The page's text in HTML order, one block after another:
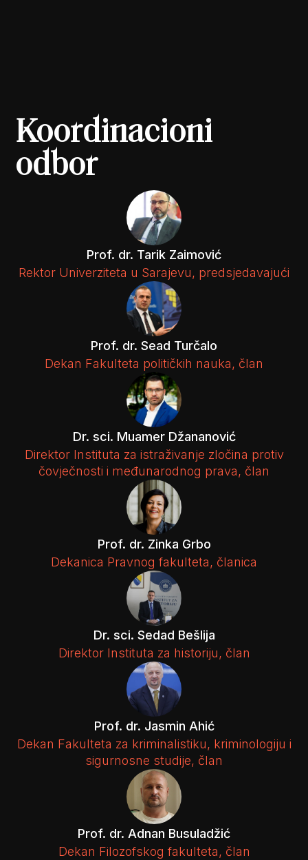
Koordinacioni
odbor
Prof. dr. Tarik Zaimović
Rektor Univerziteta u Sarajevu, predsjedavajući
Prof. dr. Sead Turčalo
Dekan Fakulteta političkih nauka, član
Dr. sci. Muamer Džananović
Direktor Instituta za istraživanje zločina protiv
čovječnosti i međunarodnog prava, član
Prof. dr. Zinka Grbo
Dekanica Pravnog fakulteta, članica
Dr. sci. Sedad Bešlija
Direktor Instituta za historiju, član
Prof. dr. Jasmin Ahić
Dekan Fakulteta za kriminalistiku, kriminologiju i
sigurnosne studije, član
Prof. dr. Adnan Busuladžić
Dekan Filozofskog fakulteta, član